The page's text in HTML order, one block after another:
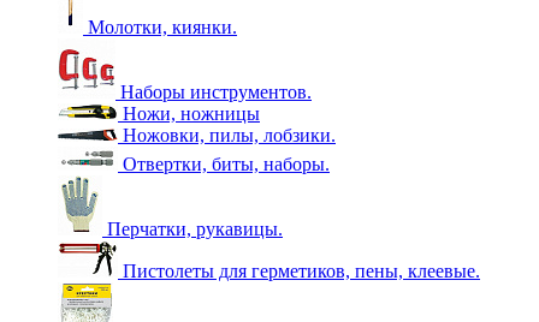
Молотки, киянки.
Наборы инструментов.
Ножи, ножницы
Ножовки, пилы, лобзики.
Отвертки, биты, наборы.
Перчатки, рукавицы.
Пистолеты для герметиков, пены, клеевые.